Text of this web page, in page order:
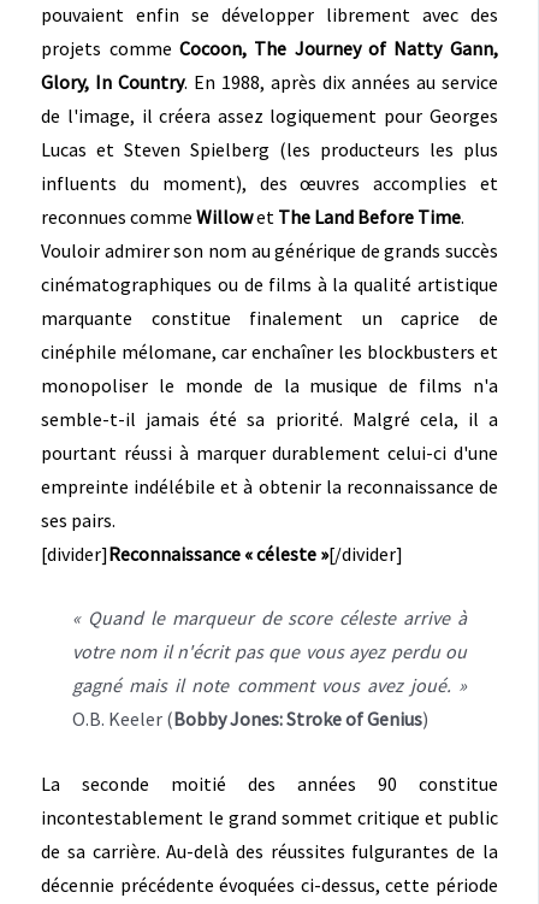
pouvaient enfin se développer librement avec des
projets comme Cocoon, The Journey of Natty Gann,
Glory, In Country. En 1988, après dix années au service
de l'image, il créera assez logiquement pour Georges
Lucas et Steven Spielberg (les producteurs les plus
influents du moment), des œuvres accomplies et
reconnues commeWillowet The Land Before Time.
Vouloir admirer son nom au générique de grands succès
cinématographiques ou de films à la qualité artistique
marquante constitue finalement un caprice de
cinéphile mélomane, car enchaîner les blockbusters et
monopoliser le monde de la musique de films n'a
semble-t-il jamais été sa priorité. Malgré cela, il a
pourtant réussi à marquer durablement celui-ci d'une
empreinte indélébile et à obtenir la reconnaissance de
ses pairs.
[divider]Reconnaissance « céleste »[/divider]
« Quand le marqueur de score céleste arrive à
votre nom il n'écrit pas que vous ayez perdu ou
gagné mais il note comment vous avez joué. »
O.B. Keeler (Bobby Jones: Stroke of Genius)
La seconde moitié des années 90 constitue
incontestablement le grand sommet critique et public
de sa carrière. Au-delà des réussites fulgurantes de la
décennie précédente évoquées ci-dessus, cette période